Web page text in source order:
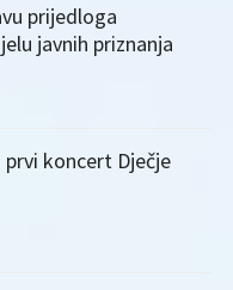
prijedloga
javnih priznanja
koncert Dječje